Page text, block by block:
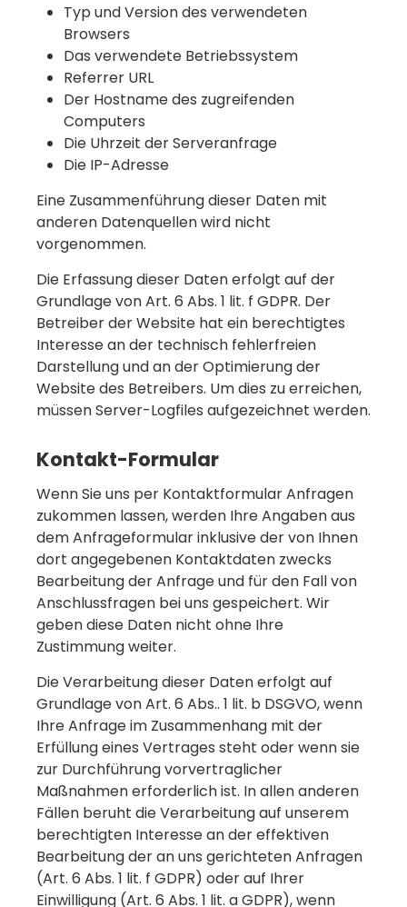
Typ und Version des verwendeten
Browsers
Das verwendete Betriebssystem
Referrer URL
Der Hostname des zugreifenden
Computers
Die Uhrzeit der Serveranfrage
Die IP-Adresse
Eine Zusammenführung dieser Daten mit
anderen Datenquellen wird nicht
vorgenommen.
Die Erfassung dieser Daten erfolgt auf der
Grundlage von Art. 6 Abs. 1 lit. f GDPR. Der
Betreiber der Website hat ein berechtigtes
Interesse an der technisch fehlerfreien
Darstellung und an der Optimierung der
Website des Betreibers. Um dies zu erreichen,
müssen Server-Logfiles aufgezeichnet werden.
Kontakt-Formular
Wenn Sie uns per Kontaktformular Anfragen
zukommen lassen, werden Ihre Angaben aus
dem Anfrageformular inklusive der von Ihnen
dort angegebenen Kontaktdaten zwecks
Bearbeitung der Anfrage und für den Fall von
Anschlussfragen bei uns gespeichert. Wir
geben diese Daten nicht ohne Ihre
Zustimmung weiter.
Die Verarbeitung dieser Daten erfolgt auf
Grundlage von Art. 6 Abs.. 1 lit. b DSGVO, wenn
Ihre Anfrage im Zusammenhang mit der
Erfüllung eines Vertrages steht oder wenn sie
zur Durchführung vorvertraglicher
Maßnahmen erforderlich ist. In allen anderen
Fällen beruht die Verarbeitung auf unserem
berechtigten Interesse an der effektiven
Bearbeitung der an uns gerichteten Anfragen
(Art. 6 Abs. 1 lit. f GDPR) oder auf Ihrer
Einwilligung (Art. 6 Abs. 1 lit. a GDPR), wenn